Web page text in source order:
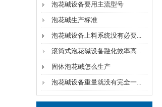
泡花碱设备要用主流型号
泡花碱生产标准
泡花碱设备上料系统没有必要...
滚筒式泡花碱设备融化效率高...
固体泡花碱怎么生产
泡花碱设备重量就没有完全一...